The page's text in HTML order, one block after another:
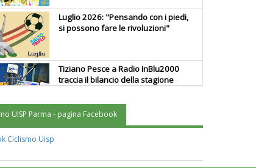
Luglio 2026: "Pensando con i piedi,
si possono fare le rivoluzioni"
Tiziano Pesce a Radio InBlu2000
traccia il bilancio della stagione
Ddl Lobby, Uisp: “Il Parlamento
UISP Parma - pagina Facebook
Ciclismo Uisp